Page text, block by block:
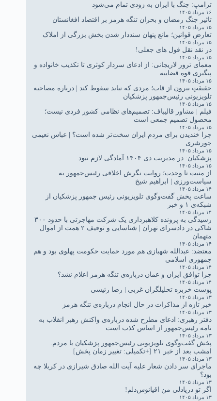
ترامپ: جنگ با ایران به زودی تمام می‌شود
۱۶ مرداد ۱۴۰۵
تاثیر جنگ رمضان و بحران تنگه هرمز بر اقتصاد افغانستان
۱۵ مرداد ۱۴۰۵
تعارض قوانین؛ مانع پنهان سنددار شدن بخش بزرگی از املاک
۱۵ مرداد ۱۴۰۵
در نقد نقل قول های جعلی!
۱۵ مرداد ۱۴۰۵
معمای ترور لاریجانی: از ادعای سردار کوثری تا تکذیب خانواده و
پیگیری قوه قضاییه
۱۵ مرداد ۱۴۰۵
حقیقتِ بیرون از قاب؛ مردی که نباید سقوط کند | درباره مصاحبه
تلویزیونی رئیس‌جمهور پزشکیان
۱۵ مرداد ۱۴۰۵
فیلم | مشاور قالیباف: تصمیم‌های نظامی کشور فردی نیست؛
محصول تصمیم جمعی است
۱۵ مرداد ۱۴۰۵
چرا خندیدن برای مردم ایران سخت‌تر شده است؟ | عباس نعیمی
جورشری
۱۵ مرداد ۱۴۰۵
پزشکیان: در مدیریت دی ۱۴۰۴ آمادگی لازم نبود
۱۵ مرداد ۱۴۰۵
از منیت تا وحدت؛ روایت نگرش اخلاقی رئیس‌جمهور به
سیاست‌ورزی | ابراهیم شیخ
۱۴ مرداد ۱۴۰۵
ساعت پخش گفت‌وگوی تلویزیونی رئیس جمهور پزشکیان از
شبکه‌ی ۱ و خبر
۱۴ مرداد ۱۴۰۵
رسیدگی به پرونده کلاهبرداری یک شرکت مهاجرتی با حدود ۳۰۰
شاکی در دادسرای تهران | شناسایی و توقیف ۲ همت از اموال
متهمان
۱۴ مرداد ۱۴۰۵
معتضد: عبدالله شهبازی هم مورد حمایت حکومت پهلوی بود و هم
جمهوری اسلامی
۱۴ مرداد ۱۴۰۵
چرا توافق ایران و عمان درباره‌ی تنگه هرمز اعلام نشد؟
۱۴ مرداد ۱۴۰۵
پوست خربزه تحلیلگران غربی | رضا رئیسی
۱۳ مرداد ۱۴۰۵
خبر تازه از مذاکرات در حال انجام درباره‌ی تنگه هرمز
۱۳ مرداد ۱۴۰۵
دفتر رهبری: ادعای مطرح شده درباره‌ی واکنش رهبر انقلاب به
نامه رئیس‌جمهور از اساس کذب است
۱۳ مرداد ۱۴۰۵
پخش گفت‌وگوی تلویزیونی رئیس‌جمهور پزشکیان با مردم:
امشب بعد از خبر ۲۱ [+تکمیلی: تغییر زمان پخش]
۱۳ مرداد ۱۴۰۵
ماجرای سر دادن شعار علیه آیت الله صادق شیرازی در کربلا چه
بود؟
۱۳ مرداد ۱۴۰۵
اگر تو دریادلی من اقیانوس‌دلم!
۱۳ مرداد ۱۴۰۵